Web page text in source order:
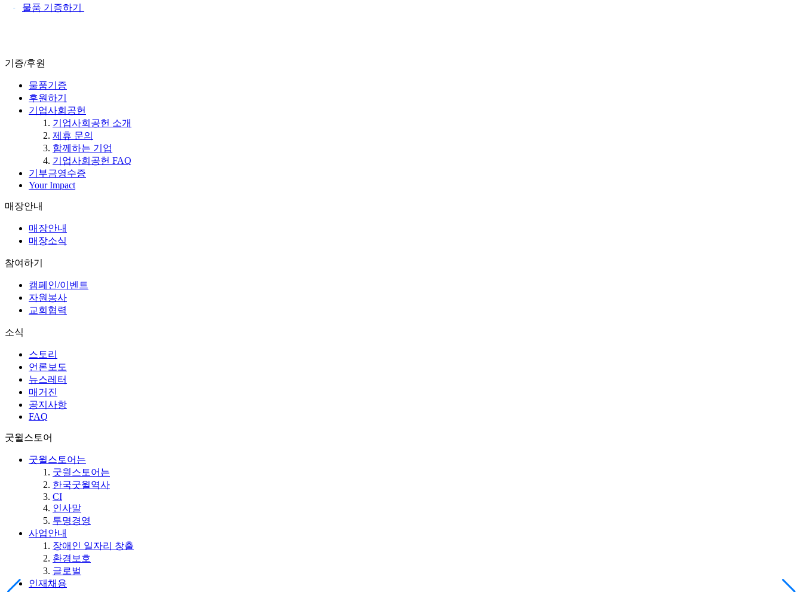
물품 기증하기
기증/후원
물품기증
후원하기
기업사회공헌
기업사회공헌 소개
제휴 문의
함께하는 기업
기업사회공헌 FAQ
기부금영수증
Your Impact
매장안내
매장안내
매장소식
참여하기
캠페인/이벤트
자원봉사
교회협력
소식
스토리
언론보도
뉴스레터
매거진
공지사항
FAQ
굿윌스토어
굿윌스토어는
굿윌스토어는
한국굿윌역사
CI
인사말
투명경영
사업안내
장애인 일자리 창출
환경보호
글로벌
인재채용